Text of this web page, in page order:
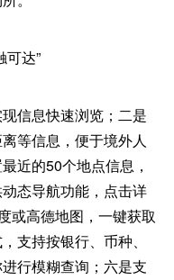
可达”
信息快速浏览；二是
等信息，便于境外人
近的50个地点信息，
态导航功能，点击详
或高德地图，一键获取
支持按银行、币种、
行模糊查询；六是支